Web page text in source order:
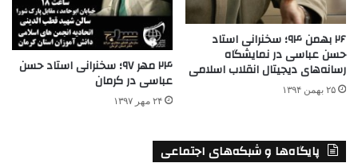
۲۶ بهمن ۹۴؛ سخنرانی استاد
حسن عباسی در نمایشگاه
رسانه‌های دیجیتال انقلاب اسلامی
۲۵ بهمن ۱۳۹۴
۲۴ مهر ۹۷؛ سخنرانی استاد حسن
عباسی در کرمان
۲۴ مهر ۱۳۹۷
پایگاه‌ها و شبکه‌های اجتماعی